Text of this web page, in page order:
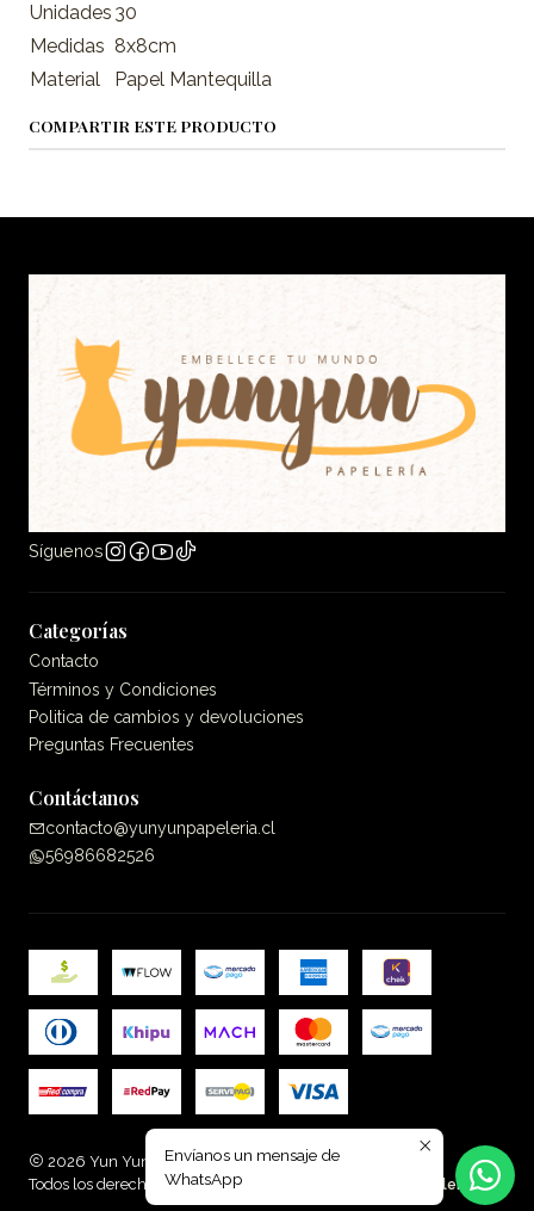
Unidades 30
Medidas 8x8cm
Material
Papel Mantequilla
COMPARTIR ESTE PRODUCTO
Síguenos
Categorías
Contacto
Términos y Condiciones
Politica de cambios y devoluciones
Preguntas Frecuentes
Contáctanos
contacto@yunyunpapeleria.cl
56986682526
2026 Yun Yun Papelería.
Todos los derechos reservados.
Desarrollado por Jumpseller
Envíanos un mensaje de
WhatsApp